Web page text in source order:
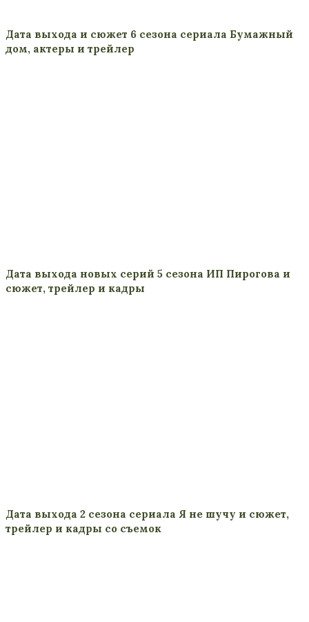
Дата выхода и сюжет 6 сезона сериала Бумажный
дом, актеры и трейлер
Дата выхода новых серий 5 сезона ИП Пирогова и
сюжет, трейлер и кадры
Дата выхода 2 сезона сериала Я не шучу и сюжет,
трейлер и кадры со съемок